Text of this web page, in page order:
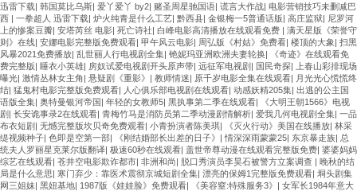
迅雷下载| 韩国莫比乌斯| 爱丫爱丫 by2| 赌圣周星驰国语| 谎言大作战| 电影营销技巧未删减巴
西 | 一拳超人 迅雷下载| 炉火纯青是什么工艺| 黔西县| 金银梅一5普通话版| 高庄监狱| 尼罗河
上的惨案豆瓣| 安塔芮丝 电影| 死亡诗社| 白峰电影高清播放在线观看免费 | 满天星版《荣誉守
则》在线| 安娜电影完整版免费观看| 甲午风云电影| 周弘版《村姑》免费看| 楼顶的大象| 扫黑
风暴2021免费播放| 乱世丽人行电视剧全集| 铯妮玛亚洲欧洲夫妻轮换|
《奇迹》在线观看免
费完整版| 睡衣小英雄| 房奴试爱电视剧开头原声带| 远征军电视剧 | 国民奇探|
上春山彩排现场
曝光| 激情丛林女主角| 悬疑剧《重影》 | 教师情迷| 原千岁电影全集在线观看| 月光光心慌慌终
结| 猛鬼村电影完整版免费观看| 人心俱乐部电视剧在线观看| 动感妖精205集| 出逃的公主国
语版全集| 奥特曼银河帝国| 年轻的女教师5| 黑执事第二季在线观看|
《大明王朝1566》电视
剧 | 长安诡事录2在线观看| 青梅竹马是消防员第二季动漫剧情解析| 爱我几何电视剧全集| 一品
布衣短剧 | 无憾完整版坎贝奇免费观看| 小青扮演者陈美琪| 《灭火行动》美国在线播放| 林采
缇视频种子| 色即是空第一部| 《刚结婚部长出差的日子》 |情深深雨蒙蒙25| 东京暴走族| 总
统夫人罗丽星克莱尔版翻译| 极速60秒在线观看| 盖世帝尊动漫在线观看完整版免费| 婆婆妈妈
综艺在线观看| 苍井空电影欺诈都市| 非洲和尚| 脱口秀演员李昊石被警方立案调查 | 晚秋的结
局是什么意思| 寒门弃少：靠医术震彻京城短剧全集| 漂亮的保姆1完整版免费观看| 垌头剧集
网三姐妹| 黑妞基地| 1987版《娃娃脸》免费观看| 《美容窒:特殊服务3》 | 女军长1984年意大